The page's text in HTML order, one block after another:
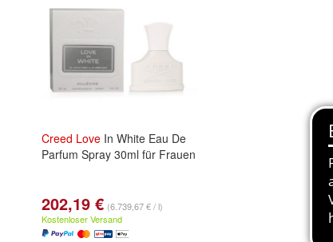
Creed Love In White Eau De
Parfum Spray 30ml für Frauen
202,19 € (6.739,67 € / l)
Kostenloser Versand